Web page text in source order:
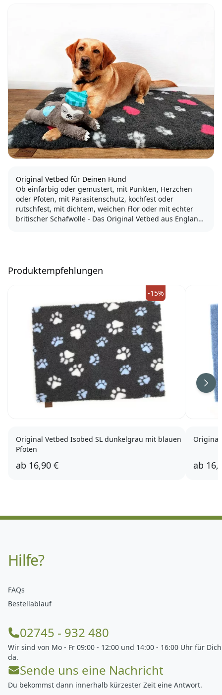
Original Vetbed für Deinen Hund
Ob einfarbig oder gemustert, mit Punkten, Herzchen
oder Pfoten, mit Parasitenschutz, kochfest oder
rutschfest, mit dichtem, weichen Flor oder mit echter
britischer Schafwolle - Das Original Vetbed aus England
Produktempfehlungen
-15%
Original Vetbed Isobed SL dunkelgrau mit blauen
Pfoten
ab 16,90 €
Original
ab
Hilfe?
FAQs
Bestellablauf
02745 - 932 480
Wir sind von Mo - Fr 09:00 - 12:00 und 14:00 - 16:00 Uhr für Dich
da.
Sende uns eine Nachricht
Du bekommst dann innerhalb kürzester Zeit eine Antwort.